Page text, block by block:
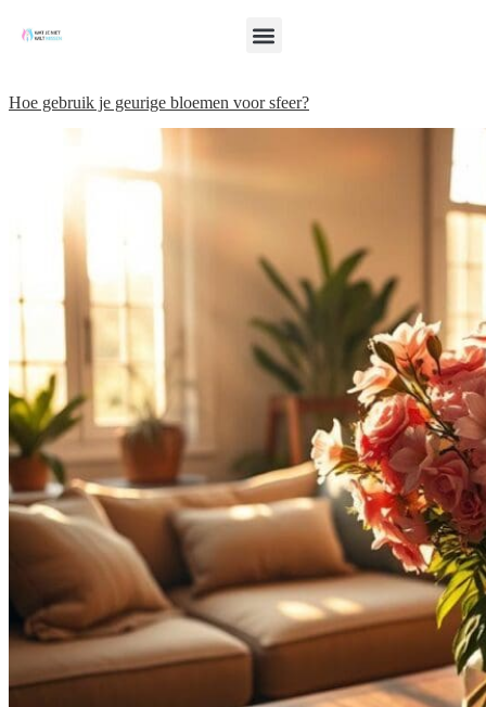
Hoe gebruik je geurige bloemen voor sfeer?